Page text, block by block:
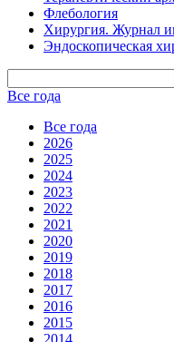
Флебология
Хирургия. Журнал
Эндоскопическая
Все года
Все года
2026
2025
2024
2023
2022
2021
2020
2019
2018
2017
2016
2015
2014